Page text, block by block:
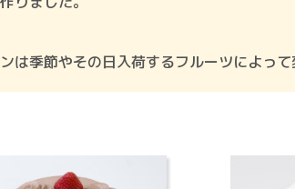
季節やその日入荷するフルーツによって